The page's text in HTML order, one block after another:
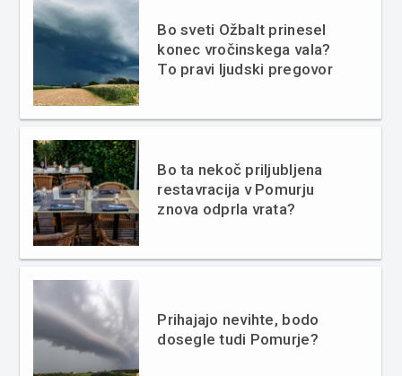
Bo sveti Ožbalt prinesel
konec vročinskega vala?
To pravi ljudski pregovor
Bo ta nekoč priljubljena
restavracija v Pomurju
znova odprla vrata?
Prihajajo nevihte, bodo
dosegle tudi Pomurje?